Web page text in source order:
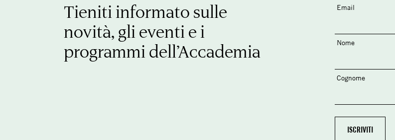
Tieniti informato sulle
novità, gli eventi e i
programmi dell’Accademia
Email
Nome
Cognome